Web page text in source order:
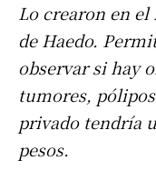
Lo crearon en
de Haedo.
observar si hay
tumores,
privado tendría
pesos.